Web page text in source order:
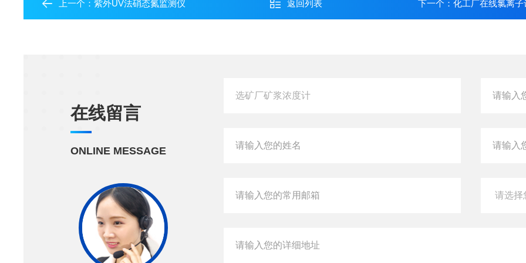
上一个：紫外UV法硝态氮监测仪 返回列表 下一个： 化工厂在线氯离子
在线留言
ONLINE MESSAGE